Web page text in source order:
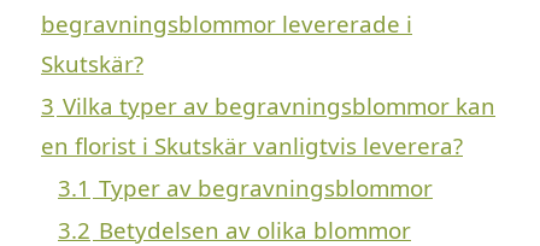
begravningsblommor levererade i
Skutskär?
3 Vilka typer av begravningsblommor kan
en florist i Skutskär vanligtvis leverera?
3.1 Typer av begravningsblommor
3.2 Betydelsen av olika blommor